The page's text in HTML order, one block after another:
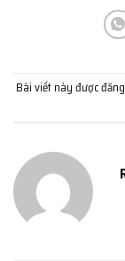
Bài viết này được